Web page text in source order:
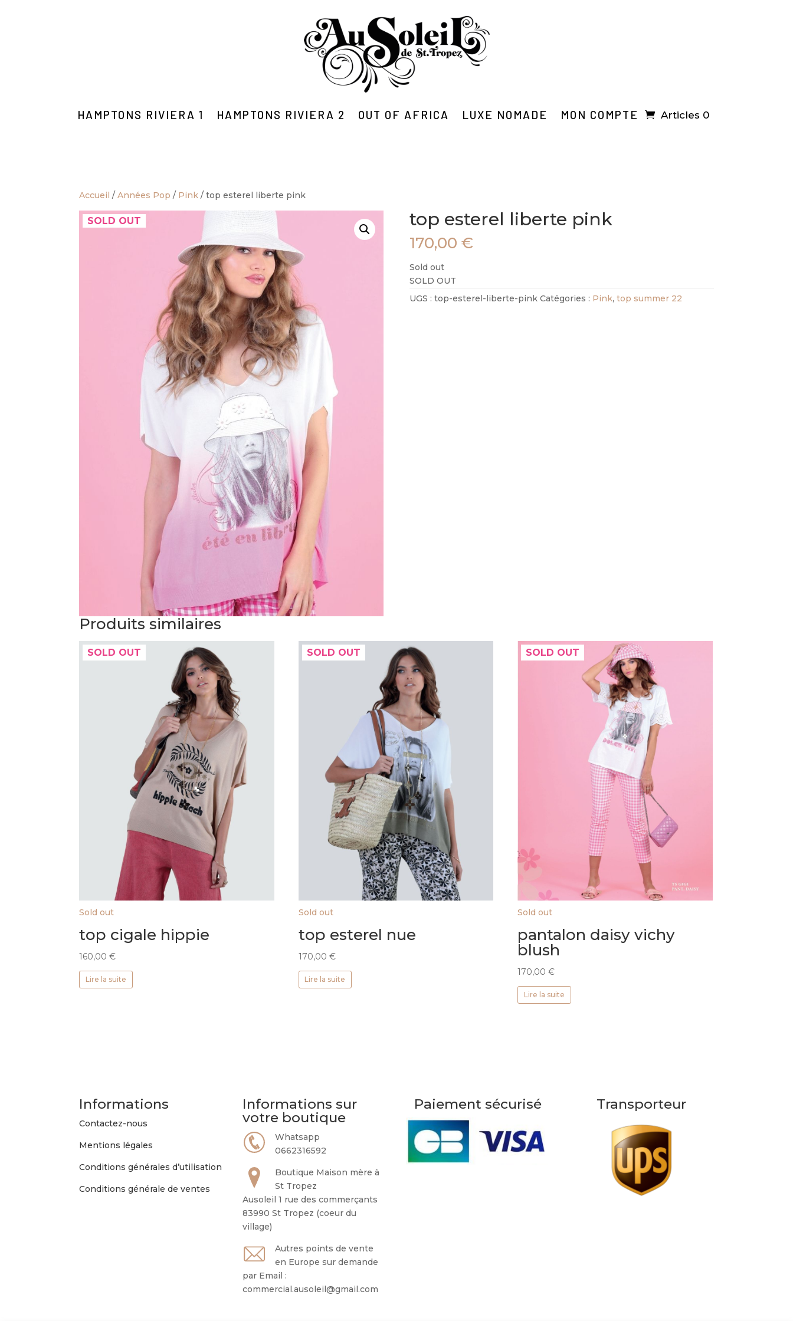
HAMPTONS RIVIERA 1 HAMPTONS RIVIERA 2 OUT OF AFRICA LUXE NOMADE MON COMPTE Articles 0
Accueil /Années Pop / Pink / top esterel liberte pink
SOLD OUT top esterel liberte pink
170,00 €
Sold out
SOLD OUT
UGS : top-esterel-liberte-pink Catégories : Pink, top summer 22
Produits similaires
SOLD OUT
Sold out
top cigale hippie
160,00€
Lire la suite
SOLD OUT
Sold out
top esterel nue
170,00 €
Lire la suite
SOLD OUT
Sold out
pantalon daisy vichy
blush
170,00€
Lire la suite
Informations
Contactez-nous
Mentions légales
Conditions générales d’utilisation
Conditions générale de ventes
Informations sur
votre boutique
Whatsapp
0662316592
Boutique Maison mère à
St Tropez
Ausoleil 1 rue des commerçants
83990 St Tropez (coeur du
village)
Autres points de vente
en Europe sur demande
par Email :
commercial.ausoleil@gmail.com
Paiement sécurisé Transporteur